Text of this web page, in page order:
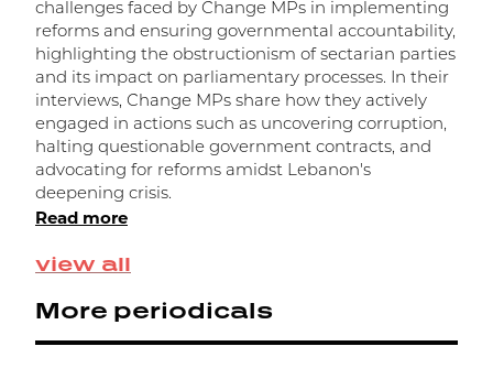
view all
challenges faced by Change MPs in implementing
reforms and ensuring governmental accountability,
highlighting the obstructionism of sectarian parties
and its impact on parliamentary processes. In their
interviews, Change MPs share how they actively
engaged in actions such as uncovering corruption,
halting questionable government contracts, and
advocating for reforms amidst Lebanon's
deepening crisis.
Read more
More periodicals